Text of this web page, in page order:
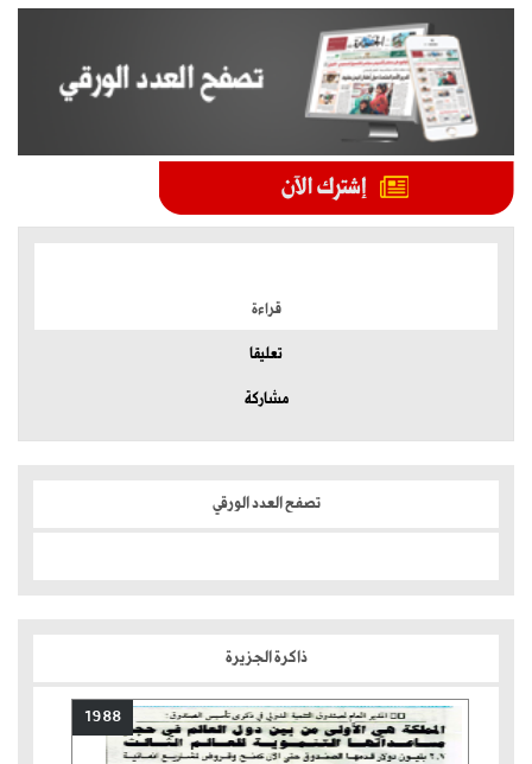
قراءة
تعليقا
مشاركة
تصفح العدد الورقي
ذاكرة الجزيرة
1988